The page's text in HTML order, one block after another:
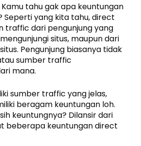
Kamu tahu gak apa keuntungan
Seperti yang kita tahu, direct
traffic dari pengunjung yang
situs, maupun dari
Pengunjung biasanya tidak
sumber traffic
mana.
sumber traffic yang jelas,
beragam keuntungan loh.
keuntungnya? Dilansir dari
beberapa keuntungan direct